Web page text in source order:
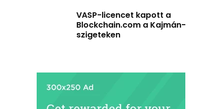
VASP-licencet kapott a
Blockchain.com a Kajmán-
szigeteken